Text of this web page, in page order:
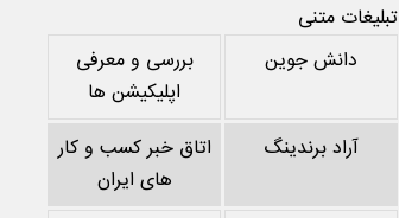
تبلیغات متنی
دانش جوین
بررسی و معرفی
اپلیکیشن ها
آراد برندینگ
اتاق خبر کسب و کار
های ایران